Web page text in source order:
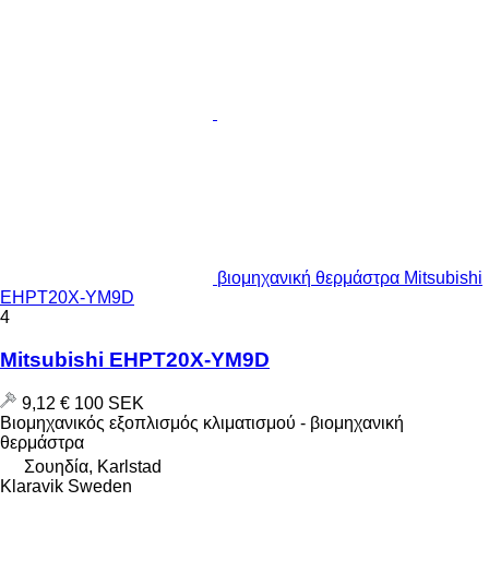
βιομηχανική θερμάστρα Mitsubishi
EHPT20X-YM9D
4
Mitsubishi EHPT20X-YM9D
9,12 € 100 SEK
Βιομηχανικός εξοπλισμός κλιματισμού - βιομηχανική
θερμάστρα
Σουηδία, Karlstad
Klaravik Sweden